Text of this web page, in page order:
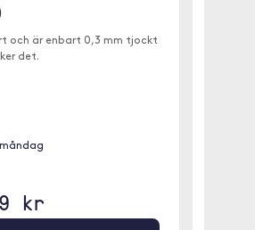
och är enbart 0,3 mm tjockt
det.
kr